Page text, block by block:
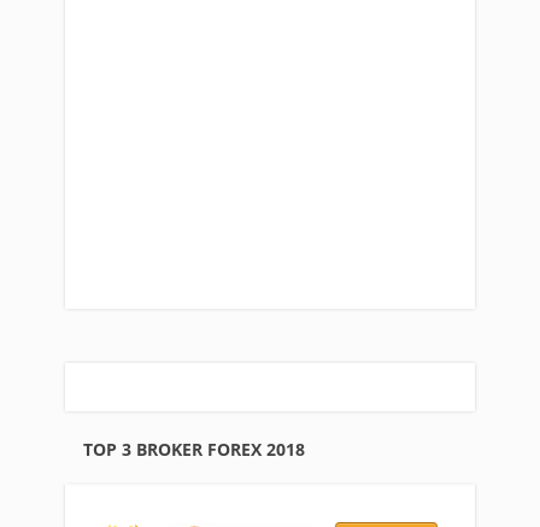
TOP 3 BROKER FOREX 2018